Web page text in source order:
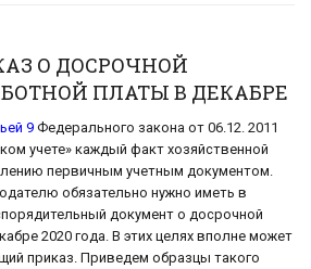
О ДОСРОЧНОЙ
ПЛАТЫ В ДЕКАБРЕ
9Федерального закона от 06.12. 2011
учете» каждый факт хозяйственной
первичным учетным документом.
обязательно нужно иметь в
документ о досрочной
2020 года. В этих целях вполне может
приказ. Приведем образцы такого